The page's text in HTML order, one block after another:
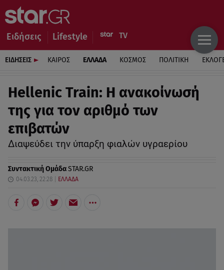
Ειδήσεις Lifestyle
ΕΙΔΗΣΕΙΣ ΚΑΙΡΟΣ ΕΛΛΑΔΑ ΚΟΣΜΟΣ ΠΟΛΙΤΙΚΗ
Hellenic Train: Η ανακοίνωσή
της για τον αριθμό των
επιβατών
Διαψεύδει την ύπαρξη φιαλών υγραερίου
Συντακτική ΟμάδαSTAR.GR
04.03.23, 22:28 ΕΛΛΑΔΑ